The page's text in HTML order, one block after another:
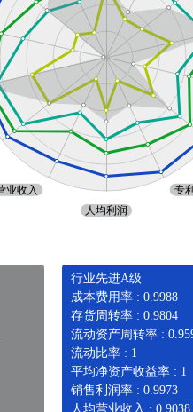
行业先进A级
成本费用率 : 0.9988
存货周转率 : 0.9804
流动资产周转率 :
流动比率 : 1
平均净资产收益率 : 1
销售利润率 : 0.9973
人均营业收入 : 0.9038